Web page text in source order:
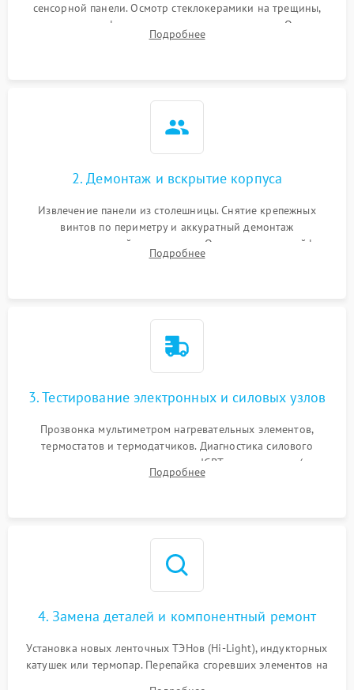
сенсорной панели. Осмотр стеклокерамики на трещины,
проверка конфорок на равномерность нагрева. Опрос
клиента о симптомах (не включается, не видит посуду,
Подробнее
2. Демонтаж и вскрытие корпуса
Извлечение панели из столешницы. Снятие крепежных
винтов по периметру и аккуратный демонтаж
стеклокерамической поверхности. Отсоединение шлейфов
сенсорного блока для доступа к силовым платам, катушкам
Подробнее
3. Тестирование электронных и силовых узлов
Прозвонка мультиметром нагревательных элементов,
термостатов и термодатчиков. Диагностика силового
модуля, реле, диодных мостов и IGBT-транзисторов (для
индукции). Проверка кранов и газ-контроля (для газовых
Подробнее
4. Замена деталей и компонентный ремонт
Установка новых ленточных ТЭНов (Hi-Light), индукторных
катушек или термопар. Перепайка сгоревших элементов на